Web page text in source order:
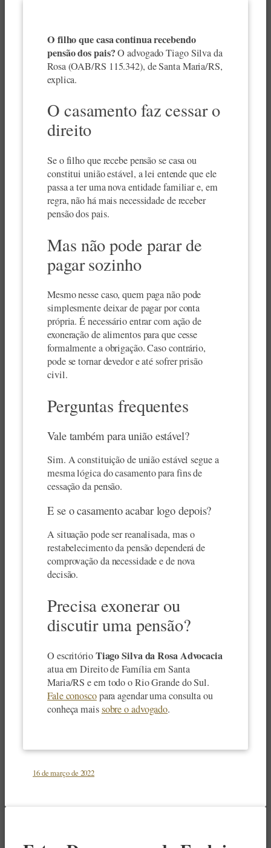
O filho que casa continua recebendo
pensão dos pais?O advogado Tiago Silva da
Rosa (OAB/RS 115.342), de Santa Maria/RS,
explica.
O casamento faz cessar o
direito
Se o filho que recebe pensão se casa ou
constitui união estável, a lei entende que ele
passa a ter uma nova entidade familiar e, em
regra, não há mais necessidade de receber
pensão dos pais.
Mas não pode parar de
pagar sozinho
Mesmo nesse caso, quem paga não pode
simplesmente deixar de pagar por conta
própria. É necessário entrar com ação de
exoneração de alimentos para que cesse
formalmente a obrigação. Caso contrário,
pode se tornar devedor e até sofrer prisão
civil.
Perguntas frequentes
Vale também para união estável?
Sim. A constituição de união estável segue a
mesma lógica do casamento para fins de
cessação da pensão.
E se o casamento acabar logo depois?
A situação pode ser reanalisada, mas o
restabelecimento da pensão dependerá de
comprovação da necessidade e de nova
decisão.
Precisa exonerar ou
discutir uma pensão?
O escritórioTiago Silva da Rosa Advocacia
atua em Direito de Família em Santa
Maria/RS e em todo o Rio Grande do Sul.
Fale conoscopara agendar uma consulta ou
conheça maissobre o advogado.
16 de março de 2022